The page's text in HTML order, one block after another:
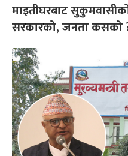
माइतीघरबाट
सरकारको, जनता कसको